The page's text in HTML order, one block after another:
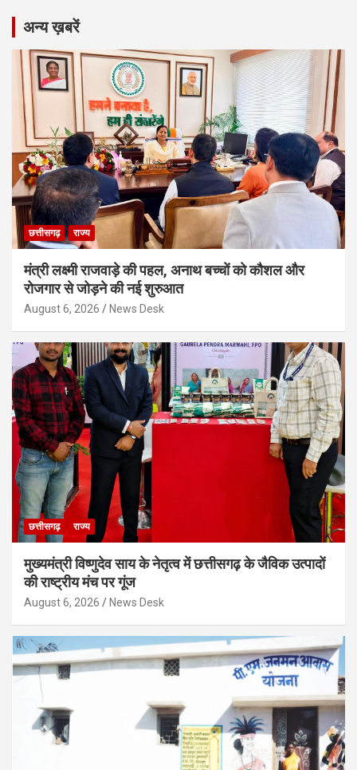
अन्य ख़बरें
छत्तीसगढ़ राज्य
मंत्री लक्ष्मी राजवाड़े की पहल, अनाथ बच्चों को कौशल और
रोजगार से जोड़ने की नई शुरुआत
August 6, 2026 News Desk
छत्तीसगढ़ राज्य
मुख्यमंत्री विष्णुदेव साय के नेतृत्व में छत्तीसगढ़ के जैविक उत्पादों
की राष्ट्रीय मंच पर गूंज
August 6, 2026 News Desk